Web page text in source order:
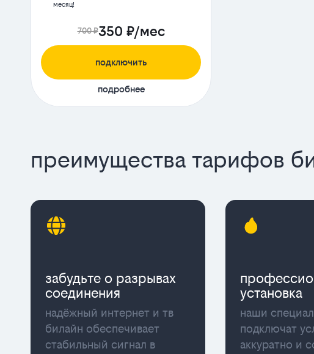
месяц!
700 ₽350 ₽/мес
подключить
подробнее
преимущества тарифов
забудьте о разрывах
соединения
надёжный интернет и тв
билайн обеспечивает
стабильный сигнал в
установка
наши
подключат
аккуратно и